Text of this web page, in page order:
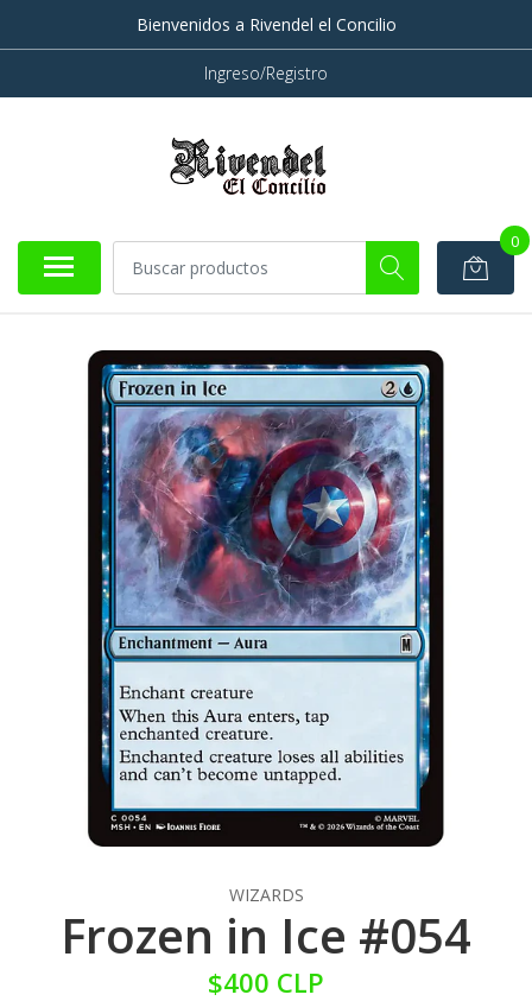
Bienvenidos a Rivendel el Concilio
Ingreso/Registro
0
WIZARDS
Frozen in Ice #054
$400 CLP